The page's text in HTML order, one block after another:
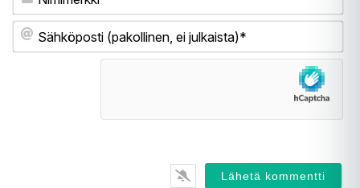
ei